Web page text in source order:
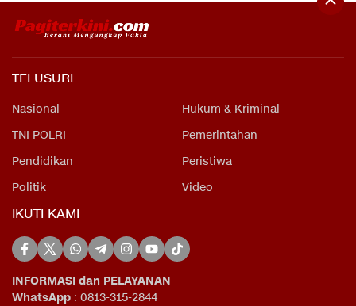
TELUSURI
Nasional
Hukum & Kriminal
TNI POLRI
Pemerintahan
Pendidikan
Peristiwa
Politik
Video
IKUTI KAMI
INFORMASI dan PELAYANAN
WhatsApp : 0813-315-2844